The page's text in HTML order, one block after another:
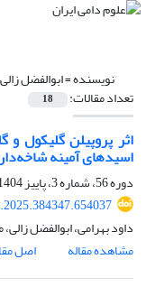
نویسنده =ابوالفضل زالی
تعداد مقالات: 18
اثر پروپیلن گلیکول
اسیدهای آمینه
دوره 56، شماره 3، پاییز 1404، صفحه
داود بهرامی، ابوالفضل
مشاهده مقاله
اصل